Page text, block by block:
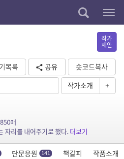
작가
제안
목록 공유
숏코드복사
작가소개 +
매
자리를 내어주기로 했다. 더보기
단문응원 141 책갈피 작품소개